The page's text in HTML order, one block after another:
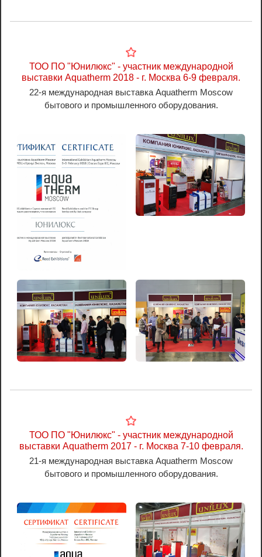
ТОО ПО "Юнилюкс" - участник международной
выставки Aquatherm 2018 - г. Москва 6-9 февраля.
22-я международная выставка Aquatherm Moscow
бытового и промышленного оборудования.
ТОО ПО "Юнилюкс" - участник международной
выставки Aquatherm 2017 - г. Москва 7-10 февраля.
21-я международная выставка Aquatherm Moscow
бытового и промышленного оборудования.